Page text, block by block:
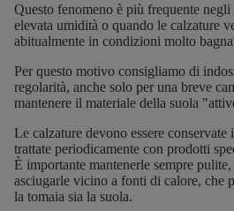
Questo fenomeno è più frequente
elevata umidità o quando le calzature
abitualmente in condizioni molto
Per questo motivo consigliamo di
regolarità, anche solo per una breve
mantenere il materiale della suola
Le calzature devono essere
trattate periodicamente con prodotti
È importante mantenerle sempre
asciugarle vicino a fonti di calore, che
la tomaia sia la suola.